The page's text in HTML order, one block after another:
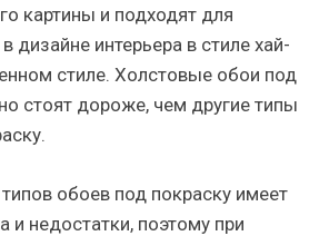
картины и подходят для
дизайне интерьера в стиле хай-
стиле. Холстовые обои под
стоят дороже, чем другие типы
обоев под покраску имеет
и недостатки, поэтому при